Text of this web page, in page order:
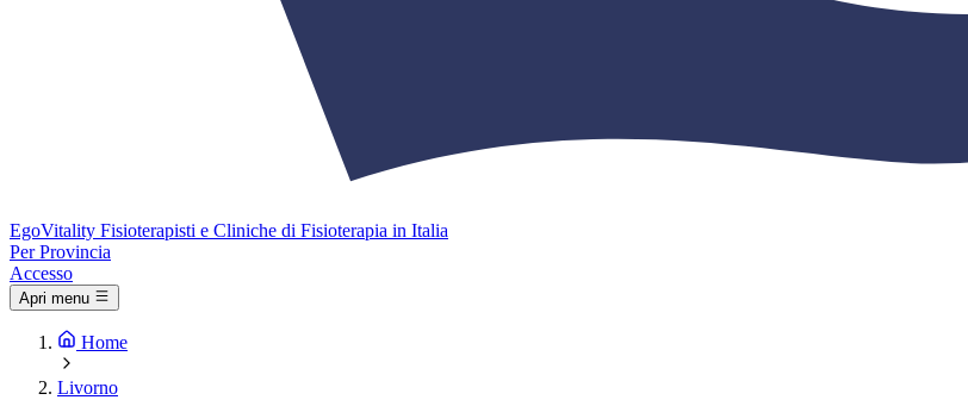
EgoVitality Fisioterapisti e Cliniche di Fisioterapia in Italia
Per Provincia
Accesso
Apri menu
Home
Livorno